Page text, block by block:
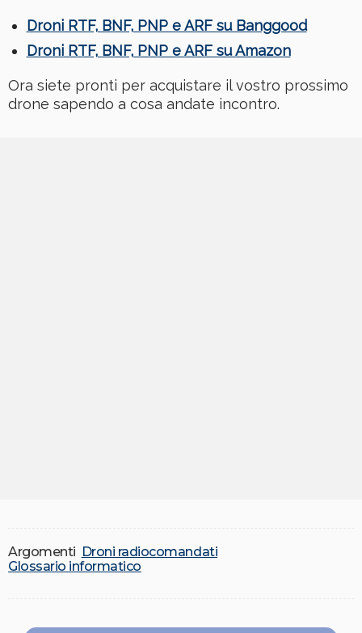
Droni RTF, BNF, PNP e ARF su Banggood
Droni RTF, BNF, PNP e ARF su Amazon
Ora siete pronti per acquistare il vostro prossimo
drone sapendo a cosa andate incontro.
Argomenti Droni radiocomandati
Glossario informatico